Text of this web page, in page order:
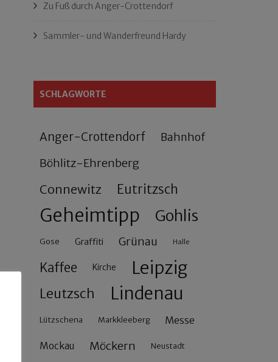
Zu Fuß durch Anger-Crottendorf
Sammler- und Wanderfreund Hardy
SCHLAGWORTE
Anger-Crottendorf Bahnhof
Böhlitz-Ehrenberg
Connewitz Eutritzsch
Geheimtipp Gohlis
Gose Graffiti Grünau Halle
Kaffee Kirche Leipzig
Leutzsch Lindenau
Lützschena Markkleeberg Messe
Mockau Möckern Neustadt